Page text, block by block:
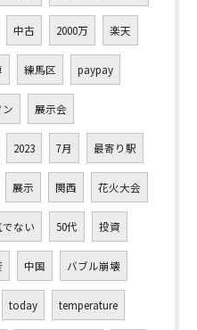
中古 2000万 楽天
練馬区 paypay
展示会
2023 7月 最寄り駅
展示 関西 花火大会
ない 50代 投資
中国 バブル崩壊
today temperature